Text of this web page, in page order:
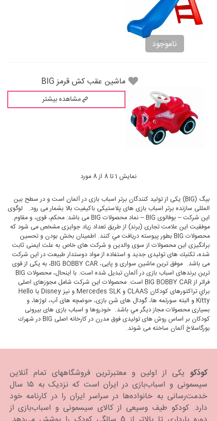
ناموجود
ماشين عقب كش قرمز BIG
مشاهده بیشتر
نمایش 1 تا 8 از 8 مورد
بيگ (BIG) يكی از توليد كنندگان برتر اسباب بازی در آلمان است و در سطح بين
المللی سازنده برتر اسباب بازی های پلاستيكی باكيفيت بالا بشمار می رود. لوگوی
اين شركت – بوفالوی BIG – نماد محصولات BIG می باشد: محكم، قوی، و مقاوم.
موفقيت اين علامت تجاری (برند) از طريق تعداد زياد جوايزی مشخص می شود كه
محصولات BIG بطور پيوسته دريافت مي كنند. اطمينان بخش بودن و تحسين
برانگيزی اين محصولات از سوی والدين و شركت های خاص به علت ايمنی ثابت
شده، تكنيك های توليدی جديد و استفاده از مواد دوستدار طبيعت در اين شركت
می باشد. موفق ترين ماشين سواری و پايی، BIG BOBBY CAR، به يكی از قوی
ترين برندهای اسباب بازی در آلمان تبديل شده است. با اينحال، محصولات BIG
فراتر از BIG BOBBY CAR است. محصولات اين شركت شامل مجوزهای اصلی
براي تراكتورهای كودكان CLAAS و Mercedes SLK و نيز Disney يا Hello
Kitty و البته سورتمه ها، گودال های شن بازی، حوضچه های آب، لوژها، و
بسياری محصولات مجاز ديگر مي باشد. خودروها و اسباب بازی های بيرونی
كودكان بر اساس روش های توليدی فوق مدرن در كارخانه اصلی BIG در شهرك
بورگاسلاخ آلمان ساخته می شوند.
کودَکو یکی از اولین و معتبرترین فروشگاههای تمام آنلاین
سیسمونی و اسباب‌بازی در ایران است که نزدیک به ۱۵ سال
خدمت‌رسانی به خانواده‌ها در سراسر ایران را در کارنامه خود
دارد. كودكو طیف وسیعی از کالای سیسمونی و اسباب‌بازی از